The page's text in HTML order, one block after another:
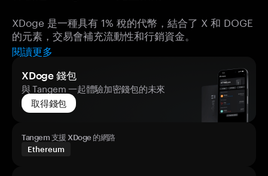
XDoge 是一種具有 1% 稅的代幣，結合了 X 和 DOGE
的元素，交易會補充流動性和行銷資金。
閱讀更多
XDoge 錢包
與 Tangem 一起體驗加密錢包的未來
取得錢包
Tangem 支援 XDoge 的網路
Ethereum